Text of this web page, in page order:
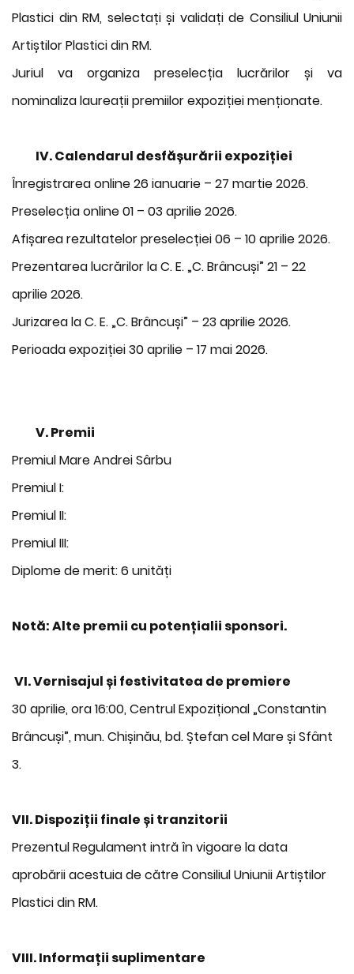
Plastici din RM, selectați și validați de Consiliul Uniunii
Artiștilor Plastici din RM.
Juriul va organiza preselecția lucrărilor și va
nominaliza laureații premiilor expoziției menționate.
IV. Calendarul desfășurării expoziției
Înregistrarea online 26 ianuarie – 27 martie 2026.
Preselecția online 01 – 03 aprilie 2026.
Afișarea rezultatelor preselecției 06 – 10 aprilie 2026.
Prezentarea lucrărilor la C. E. „C. Brâncuși” 21 – 22
aprilie 2026.
Jurizarea la C. E. „C. Brâncuși” – 23 aprilie 2026.
Perioada expoziției 30 aprilie – 17 mai 2026.
V.Premii
Premiul Mare Andrei Sârbu
Premiul I:
Premiul II:
Premiul III:
Diplome de merit: 6 unități
Notă: Alte premii cu potențialii sponsori.
VI.Vernisajul și festivitatea de premiere
30 aprilie, ora 16:00, Centrul Expozițional „Constantin
Brâncuși”, mun. Chișinău, bd. Ștefan cel Mare și Sfânt
3.
VII. Dispoziții finale și tranzitorii
Prezentul Regulament intră în vigoare la data
aprobării acestuia de către Consiliul Uniunii Artiștilor
Plastici din RM.
VIII. Informații suplimentare